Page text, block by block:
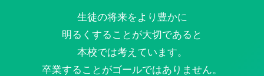
生徒の将来をより豊かに
明るくすることが大切であると
本校では考えています。
卒業することがゴールではありません。